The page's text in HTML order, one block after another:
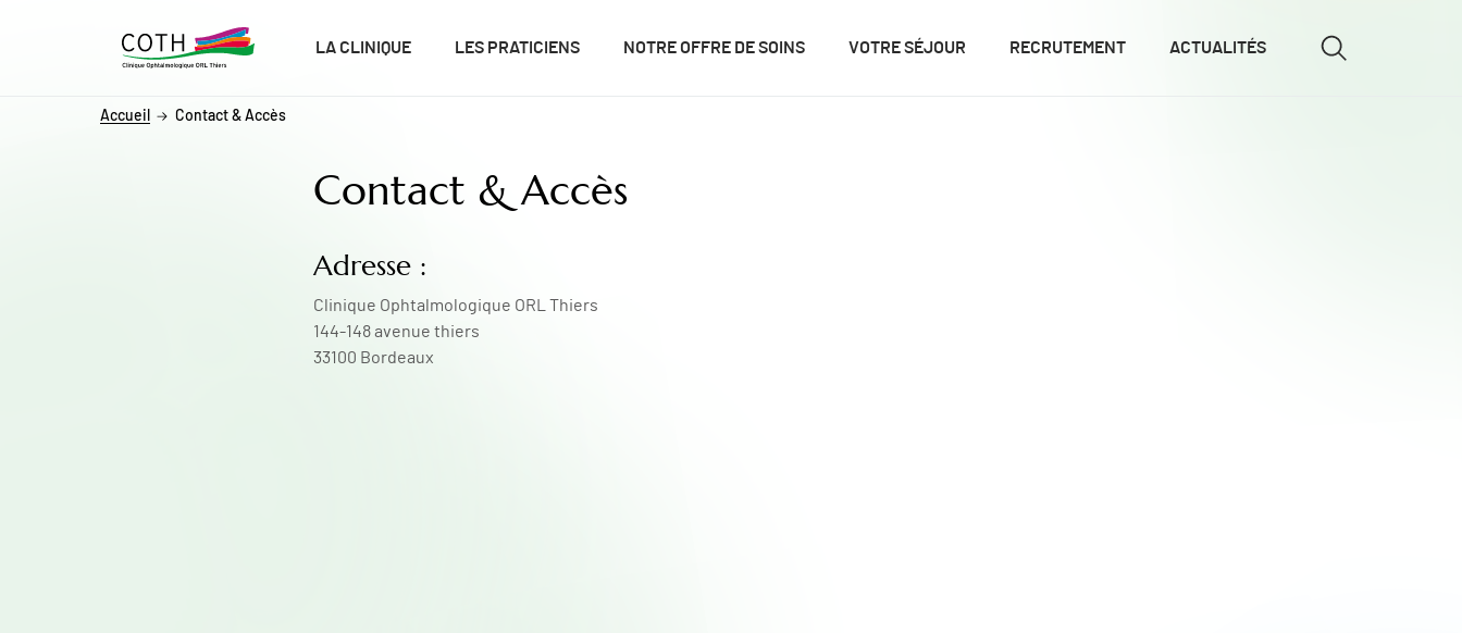
LA CLINIQUE LES PRATICIENS NOTRE OFFRE DE SOINS VOTRE SÉJOUR RECRUTEMENT ACTUALITÉS
Accueil Contact & Accès
Contact & Accès
Adresse :
Clinique Ophtalmologique ORL Thiers
144-148 avenue thiers
33100 Bordeaux